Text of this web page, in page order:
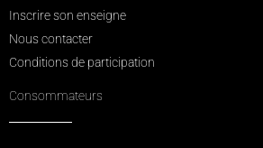
Inscrire son enseigne
Nous contacter
Conditions de participation
Consommateurs